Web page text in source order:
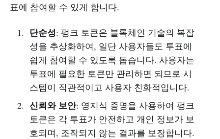
표에 참여할 수 있게 합니다.
단순성: 펑크 토큰은 블록체인 기술의 복잡
성을 추상화하여, 일단 사용자들도 투표에
쉽게 참여할 수 있도록 돕습니다. 사용자는
투표에 필요한 토큰만 관리하면 되므로 시
스템이 직관적이고 사용자 친화적입니다.
신뢰와 보안: 영지식 증명을 사용하여 펑크
토큰은 각 투표가 안전하고 개인 정보가 보
호되며, 조작되지 않는 결과를 보장합니다.